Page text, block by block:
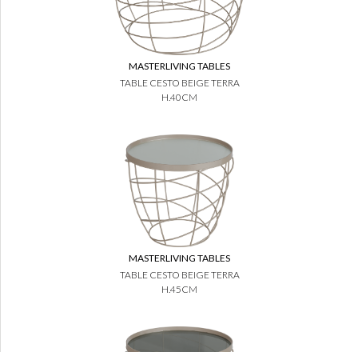
MASTERLIVING TABLES
TABLE CESTO BEIGE TERRA
H.40CM
MASTERLIVING TABLES
TABLE CESTO BEIGE TERRA
H.45CM